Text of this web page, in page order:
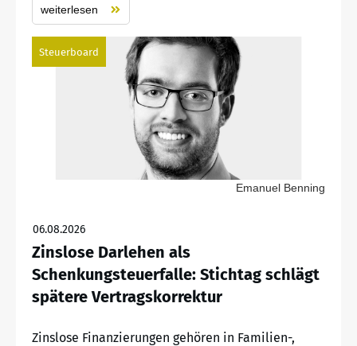
weiterlesen
Steuerboard
Emanuel Benning
06.08.2026
Zinslose Darlehen als
Schenkungsteuerfalle: Stichtag schlägt
spätere Vertragskorrektur
Zinslose Finanzierungen gehören in Familien-,